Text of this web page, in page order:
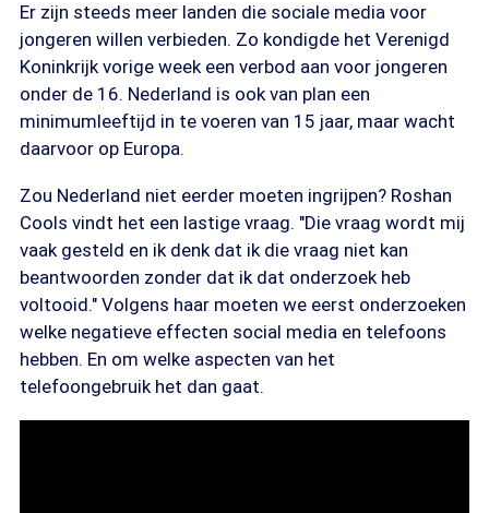
Er zijn steeds meer landen die sociale media voor
jongeren willen verbieden. Zo kondigde het Verenigd
Koninkrijk vorige week een verbod aan voor jongeren
onder de 16. Nederland is ook van plan een
minimumleeftijd in te voeren van 15 jaar, maar wacht
daarvoor op Europa.
Zou Nederland niet eerder moeten ingrijpen? Roshan
Cools vindt het een lastige vraag. "Die vraag wordt mij
vaak gesteld en ik denk dat ik die vraag niet kan
beantwoorden zonder dat ik dat onderzoek heb
voltooid." Volgens haar moeten we eerst onderzoeken
welke negatieve effecten social media en telefoons
hebben. En om welke aspecten van het
telefoongebruik het dan gaat.